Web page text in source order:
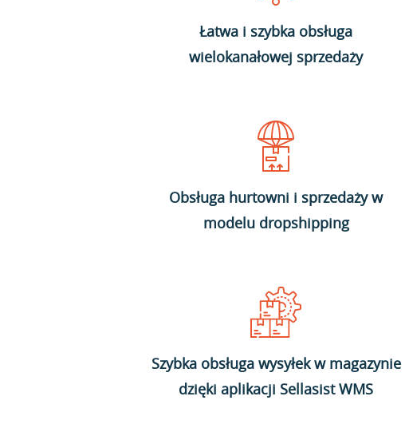
Łatwa i szybka obsługa
wielokanałowej sprzedaży
Obsługa hurtowni i sprzedaży w
modelu dropshipping
Szybka obsługa wysyłek w magazynie
dzięki aplikacji Sellasist WMS